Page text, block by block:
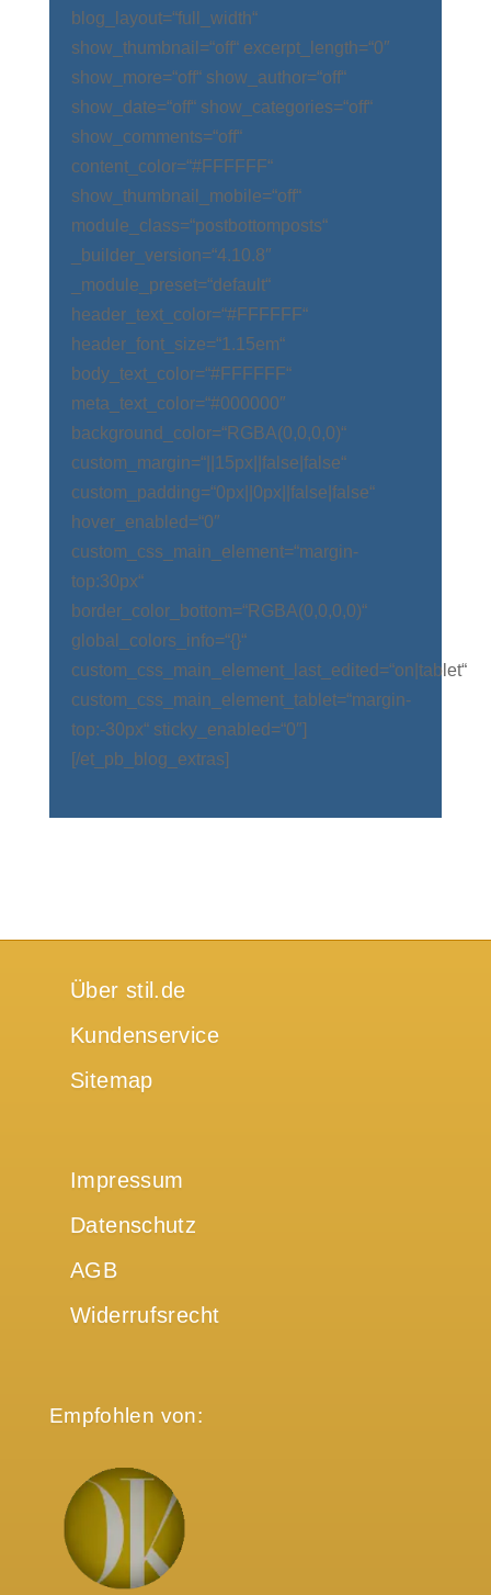
blog_layout=“full_width“
show_thumbnail=“off“ excerpt_length=“0″
show_more=“off“ show_author=“off“
show_date=“off“ show_categories=“off“
show_comments=“off“
content_color=“#FFFFFF“
show_thumbnail_mobile=“off“
module_class=“postbottomposts“
_builder_version=“4.10.8″
_module_preset=“default“
header_text_color=“#FFFFFF“
header_font_size=“1.15em“
body_text_color=“#FFFFFF“
meta_text_color=“#000000″
background_color=“RGBA(0,0,0,0)“
custom_margin=“||15px||false|false“
custom_padding=“0px||0px||false|false“
hover_enabled=“0″
custom_css_main_element=“margin-
top:30px“
border_color_bottom=“RGBA(0,0,0,0)“
global_colors_info=“{}“
custom_css_main_element_last_edited=“on|tablet“
custom_css_main_element_tablet=“margin-
top:-30px“ sticky_enabled=“0″]
[/et_pb_blog_extras]
Über stil.de
Kundenservice
Sitemap
Impressum
Datenschutz
AGB
Widerrufsrecht
Empfohlen von: